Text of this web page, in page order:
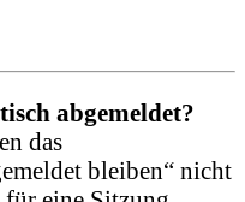
abgemeldet?
das
bleiben“ nicht